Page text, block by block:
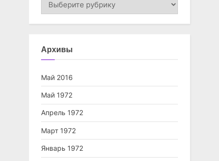
Архивы
Май 2016
Май 1972
Апрель 1972
Март 1972
Январь 1972